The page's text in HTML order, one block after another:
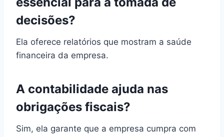
decisões?
Ela oferece relatórios que mostram a saúde
financeira da empresa.
A contabilidade ajuda nas
obrigações fiscais?
Sim, ela garante que a empresa cumpra com